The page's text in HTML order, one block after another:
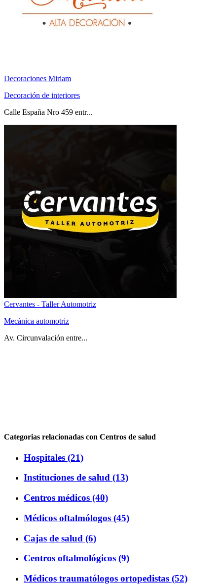
Decoraciones Miriam
Decoración de interiores
Calle España Nro 459 entr...
Cervantes - Taller Automotriz
Mecánica automotriz
Av. Circunvalación entre...
Categorias relacionadas con Centros de salud
Hospitales (21)
Instituciones de salud (13)
Centros médicos (40)
Médicos oftalmólogos (45)
Cajas de salud (6)
Centros oftalmológicos (9)
Médicos traumatólogos ortopedistas (52)